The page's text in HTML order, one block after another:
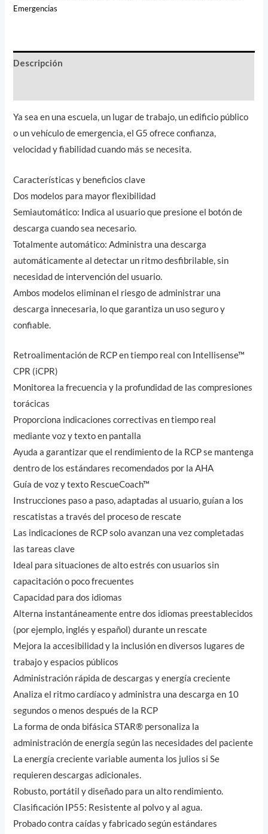
Emergencias
Descripción
Ya sea en una escuela, un lugar de trabajo, un edificio público
o un vehículo de emergencia, el G5 ofrece confianza,
velocidad y fiabilidad cuando más se necesita.
Características y beneficios clave
Dos ​​modelos para mayor flexibilidad
Semiautomático: Indica al usuario que presione el botón de
descarga cuando sea necesario.
Totalmente automático: Administra una descarga
automáticamente al detectar un ritmo desfibrilable, sin
necesidad de intervención del usuario.
Ambos modelos eliminan el riesgo de administrar una
descarga innecesaria, lo que garantiza un uso seguro y
confiable.
Retroalimentación de RCP en tiempo real con Intellisense™
CPR (iCPR)
Monitorea la frecuencia y la profundidad de las compresiones
torácicas
Proporciona indicaciones correctivas en tiempo real
mediante voz y texto en pantalla
Ayuda a garantizar que el rendimiento de la RCP se mantenga
dentro de los estándares recomendados por la AHA
Guía de voz y texto RescueCoach™
Instrucciones paso a paso, adaptadas al usuario, guían a los
rescatistas a través del proceso de rescate
Las indicaciones de RCP solo avanzan una vez completadas
las tareas clave
Ideal para situaciones de alto estrés con usuarios sin
capacitación o poco frecuentes
Capacidad para dos idiomas
Alterna instantáneamente entre dos idiomas preestablecidos
(por ejemplo, inglés y español) durante un rescate
Mejora la accesibilidad y la inclusión en diversos lugares de
trabajo y espacios públicos
Administración rápida de descargas y energía creciente
Analiza el ritmo cardíaco y administra una descarga en 10
segundos o menos después de la RCP
La forma de onda bifásica STAR® personaliza la
administración de energía según las necesidades del paciente
La energía creciente variable aumenta los julios si Se
requieren descargas adicionales.
Robusto, portátil y diseñado para un alto rendimiento.
Clasificación IP55: Resistente al polvo y al agua.
Probado contra caídas y fabricado según estándares